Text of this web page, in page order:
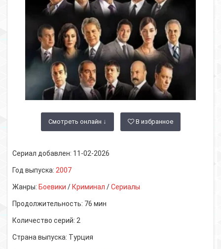
Смотреть онлайн ↓ В избранное
Сериал добавлен: 11-02-2026
Год выпуска: 2007
Жанры: Боевики / Криминал /Сериалы
Продолжительность: 76 мин
Количество серий: 2
Страна выпуска: Турция